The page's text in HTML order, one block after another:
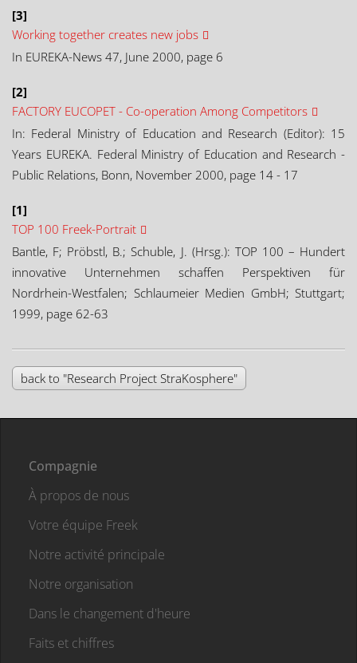
[3]
Working together creates new jobs
In EUREKA-News 47, June 2000, page 6
[2]
FACTORY EUCOPET - Co-operation Among Competitors
In: Federal Ministry of Education and Research (Editor): 15
Years EUREKA. Federal Ministry of Education and Research -
Public Relations, Bonn, November 2000, page 14 - 17
[1]
TOP 100 Freek-Portrait
Bantle, F; Pröbstl, B.; Schuble, J. (Hrsg.): TOP 100 – Hundert
innovative Unternehmen schaffen Perspektiven für
Nordrhein-Westfalen; Schlaumeier Medien GmbH; Stuttgart;
1999, page 62-63
back to "Research Project StraKosphere"
Compagnie
À propos de nous
Votre équipe Freek
Notre activité principale
Notre organisation
Dans le changement d'heure
Faits et chiffres